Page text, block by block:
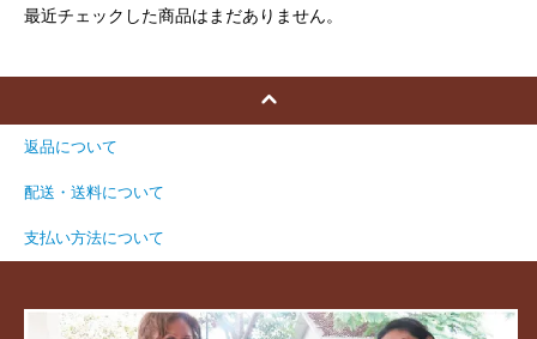
最近チェックした商品はまだありません。
返品について
配送・送料について
支払い方法について